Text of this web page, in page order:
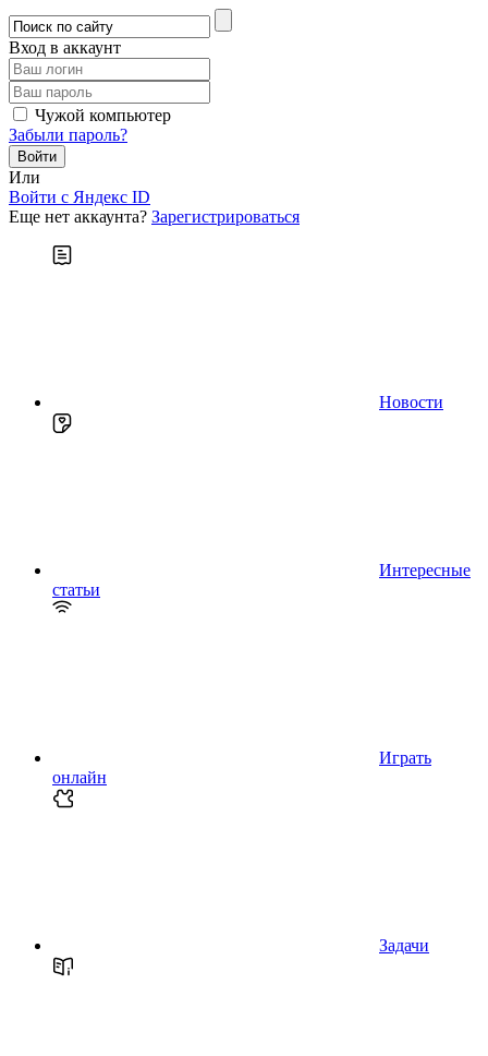
Вход в аккаунт
Чужой компьютер
Забыли пароль?
Или
Войти c Яндекс ID
Еще нет аккаунта? Зарегистрироваться
Новости
Интересные
статьи
Играть
онлайн
Задачи